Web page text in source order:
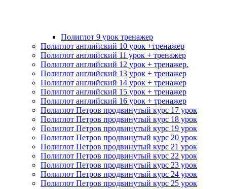
Полиглот 9 урок тренажер
Полиглот английский 10 урок +тренажер
Полиглот английский 11 урок + тренажер
Полиглот английский 12 урок + тренажер.
Полиглот английский 13 урок + тренажер
Полиглот английский 14 урок + тренажер
Полиглот английский 15 урок + тренажер
Полиглот английский 16 урок + тренажер
Полиглот Петров продвинутый курс 17 урок
Полиглот Петров продвинутый курс 18 урок
Полиглот Петров продвинутый курс 19 урок
Полиглот Петров продвинутый курс 20 урок
Полиглот Петров продвинутый курс 21 урок
Полиглот Петров продвинутый курс 22 урок
Полиглот Петров продвинутый курс 23 урок
Полиглот Петров продвинутый курс 24 урок
Полиглот Петров продвинутый курс 25 урок